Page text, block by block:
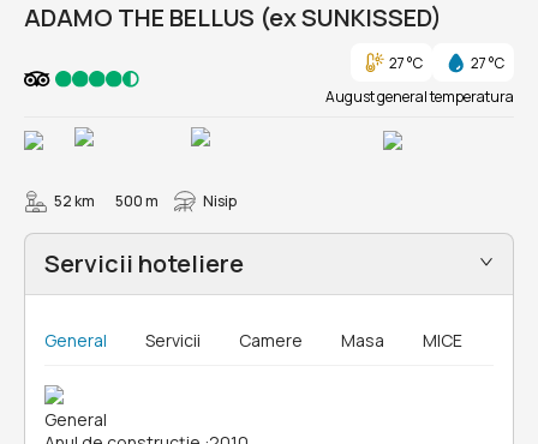
ADAMO THE BELLUS (ex SUNKISSED)
27 °C
27 °C
August general temperatura
52 km 500 m Nisip
Servicii hoteliere
General Servicii Camere Masa MICE
General